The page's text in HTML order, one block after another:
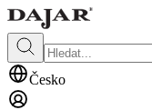
Česko